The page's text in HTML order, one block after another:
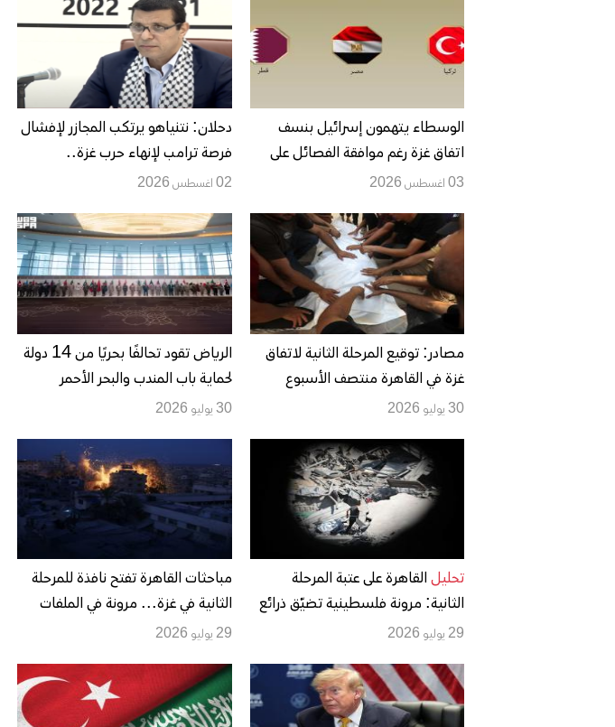
الوسطاء يتهمون إسرائيل بنسف
اتفاق غزة رغم موافقة الفصائل على
خارطة الطريق
03 اغسطس 2026
دحلان: نتنياهو يرتكب المجازر لإفشال
فرصة ترامب لإنهاء حرب غزة..
وانتقادات أميركية وإسرائيلية تتهمه
02 اغسطس 2026
مصادر: توقيع المرحلة الثانية لاتفاق
غزة في القاهرة منتصف الأسبوع
المقبل.. وموافقة حماس النهائية لم
30 يوليو 2026
الرياض تقود تحالفًا بحريًا من 14 دولة
لحماية باب المندب والبحر الأحمر
وخطوط الطاقة
30 يوليو 2026
تحليل القاهرة على عتبة المرحلة
الثانية: مرونة فلسطينية تضيّق ذرائع
إسرائيل واتفاق غزة بين «أفضل
29 يوليو 2026
مباحثات القاهرة تفتح نافذة للمرحلة
الثانية في غزة... مرونة في الملفات
الحساسة وتقدّم حذر نحو الإدارة
29 يوليو 2026